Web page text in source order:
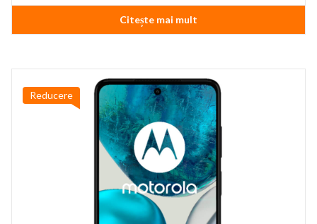
a
fost:
1.149,00 lei.
este:
Citește mai mult
Reducere